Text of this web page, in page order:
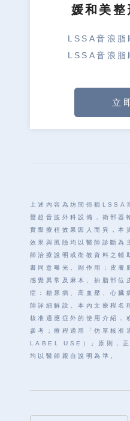
媛和美整
LSSA音浪脂
LSSA音浪脂
立
上述內容為坊間俗稱LSSA
聲超音波外科設備， 衛部器
實際療程效果因人而異，本
效果與風險均以醫師診斷為
師治療說明或衛教資料之輔
書同意曝光。副作用：皮膚
感覺異常及麻木、抽脂部位
症：糖尿病、高血壓、心臟
師詳細解說。本內文療程名
核准適應症外的使用介紹，
參考；療程適用「仿單核
LABEL USE）」原則，正
均以醫師親自說明為準。